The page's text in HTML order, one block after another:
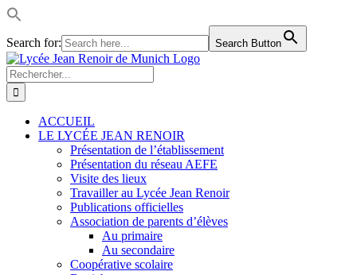
Search for: Search Button
Passer
au
contenu
LinkedIn
Facebook
Instagram
Rss
Rechercher:
ACCUEIL
LE LYCÉE JEAN RENOIR
Présentation de l’établissement
Présentation du réseau AEFE
Visite des lieux
Travailler au Lycée Jean Renoir
Publications officielles
Association de parents d’élèves
Au primaire
Au secondaire
Coopérative scolaire